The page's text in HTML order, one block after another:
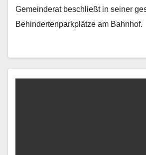
Gemeinderat beschließt in seiner
Behindertenparkplätze am Bahnhof.